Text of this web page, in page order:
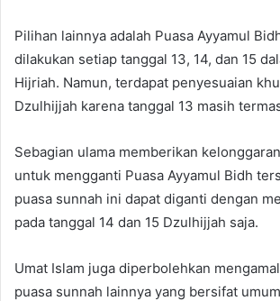
Pilihan lainnya adalah Puasa Ayyamul
dilakukan setiap tanggal 13, 14, dan 15
Hijriah. Namun, terdapat penyesuaian
Dzulhijjah karena tanggal 13 masih
Sebagian ulama memberikan
untuk mengganti Puasa Ayyamul Bidh
puasa sunnah ini dapat diganti dengan
pada tanggal 14 dan 15 Dzulhijjah saja.
Umat Islam juga diperbolehkan
puasa sunnah lainnya yang bersifat